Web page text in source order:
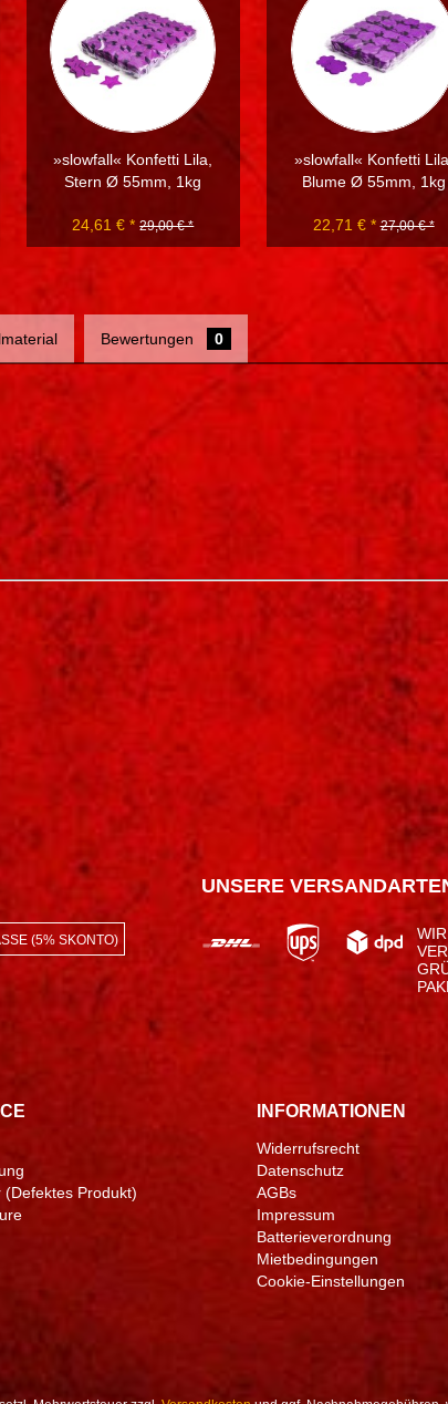
»slowfall« Konfetti Lila,
Stern Ø 55mm, 1kg
24,61 € * 29,00 € *
»slowfall« Konfetti Lila,
Blume Ø 55mm, 1kg
22,71 € * 27,00 € *
Bewertungen 0
(5% SKONTO)
UNSERE
WIR
Produkt)
INFORMATIONEN
Widerrufsrecht
Datenschutz
AGBs
Impressum
Batterieverordnung
Mietbedingungen
Cookie-Einstellungen